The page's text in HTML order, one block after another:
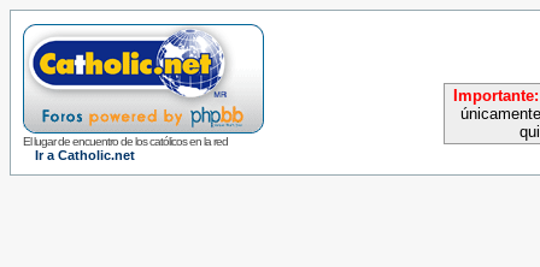
El lugar de encuentro de los católicos en la red
Ir a Catholic.net
Importante: